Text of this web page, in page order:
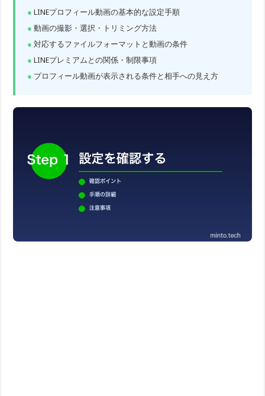
LINEプロフィール動画の基本的な設定手順
動画の撮影・選択・トリミング方法
対応するファイルフォーマットと動画の条件
LINEプレミアムとの関係・制限事項
プロフィール動画が表示される条件と相手への見え方